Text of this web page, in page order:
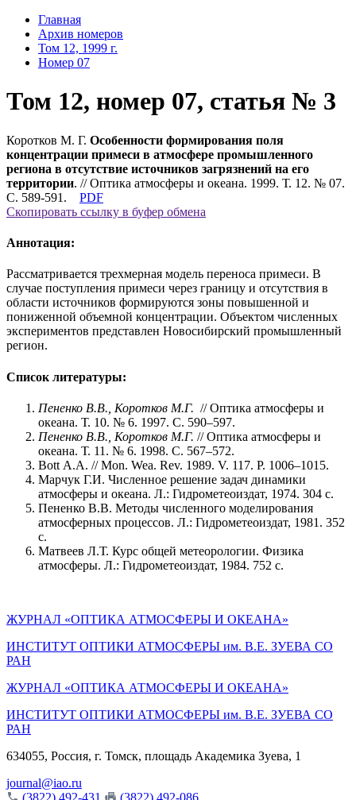
Главная
Архив номеров
Том 12, 1999 г.
Номер 07
Том 12, номер 07, статья № 3
Коротков М. Г. Особенности формирования поля
концентрации примеси в атмосфере промышленного
региона в отсутствие источников загрязнений на его
территории. // Оптика атмосферы и океана. 1999. Т. 12. № 07.
С. 589-591.
PDF
Скопировать ссылку в буфер обмена
Аннотация:
Рассматривается трехмерная модель переноса примеси. В
случае поступления примеси через границу и отсутствия в
области источников формируются зоны повышенной и
пониженной объемной концентрации. Объектом численных
экспериментов представлен Новосибирский промышленный
регион.
Список литературы:
Пененко В.В., Коротков М.Г. // Оптика атмосферы и
океана. Т. 10. № 6. 1997. С. 590–597.
Пененко В.В., Коротков М.Г. // Оптика атмосферы и
океана. Т. 11. № 6. 1998. С. 567–572.
Bott A.A. // Mon. Wea. Rev. 1989. V. 117. P. 1006–1015.
Марчук Г.И. Численное решение задач динамики
атмосферы и океана. Л.: Гидрометеоиздат, 1974. 304 с.
Пененко В.В. Методы численного моделирования
атмосферных процессов. Л.: Гидрометеоиздат, 1981. 352
с.
Матвеев Л.Т. Курс общей метеорологии. Физика
атмосферы. Л.: Гидрометеоиздат, 1984. 752 с.
ЖУРНАЛ «ОПТИКА АТМОСФЕРЫ И ОКЕАНА»
ИНСТИТУТ ОПТИКИ АТМОСФЕРЫ им. В.Е. ЗУЕВА СО
РАН
ЖУРНАЛ «ОПТИКА АТМОСФЕРЫ И ОКЕАНА»
ИНСТИТУТ ОПТИКИ АТМОСФЕРЫ им. В.Е. ЗУЕВА СО
РАН
634055, Россия, г. Томск, площадь Академика Зуева, 1
journal@iao.ru
(3822) 492-431
(3822) 492-086